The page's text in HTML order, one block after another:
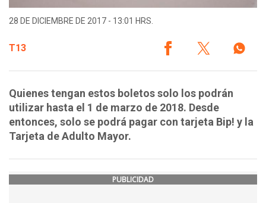
28 DE DICIEMBRE DE 2017 - 13:01 HRS.
T13
Quienes tengan estos boletos solo los podrán
utilizar hasta el 1 de marzo de 2018. Desde
entonces, solo se podrá pagar con tarjeta Bip! y la
Tarjeta de Adulto Mayor.
PUBLICIDAD